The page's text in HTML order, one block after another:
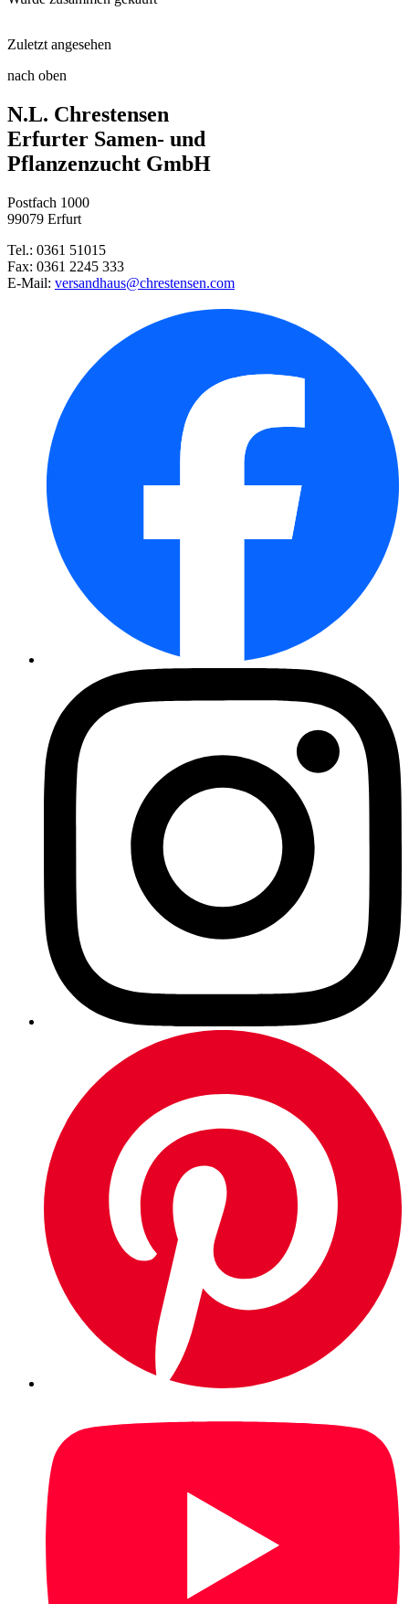
Schaufel klein
Mignondahlie Impression Fabula ...
Türkenbundlilie
Indisches Blumenrohr Vanilla C ...
Indisches Blumenrohr Lucifer
Riesenschmuckdahlie Avignon
Hirschgeweihdahlie Show´n Tell ...
Zuletzt angesehen
Halskrausendahlie Pooh
nach oben
N.L. Chrestensen
Erfurter Samen- und
Pflanzenzucht GmbH
Postfach 1000
99079 Erfurt
Tel.: 0361 51015
Fax: 0361 2245 333
E-Mail: versandhaus@chrestensen.com